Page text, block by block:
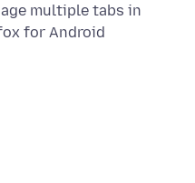
multiple tabs in
for Android